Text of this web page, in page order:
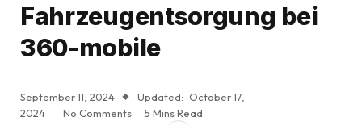
Fahrzeugentsorgung bei
360-mobile
September 11, 2024 Updated: October 17,
2024
No Comments
5 Mins Read